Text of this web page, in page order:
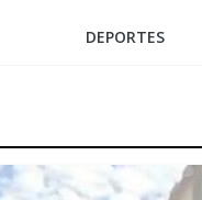
DEPORTES